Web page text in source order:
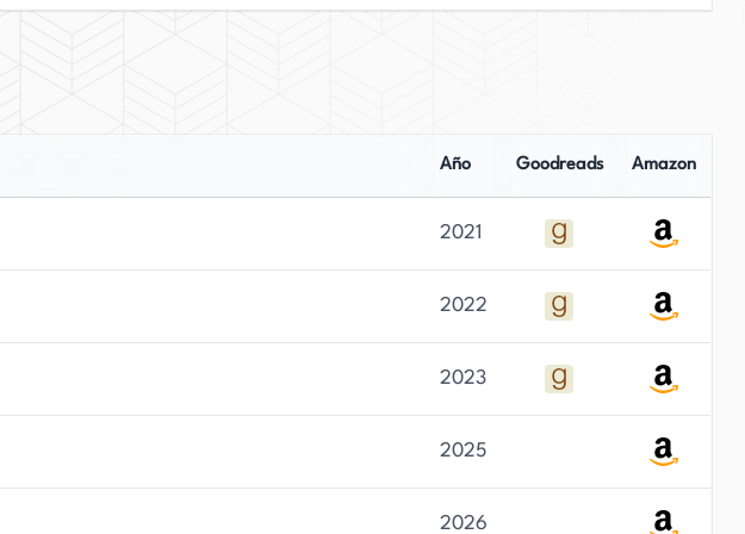
Año Goodreads Amazon
2021
2022
2023
2025
2026